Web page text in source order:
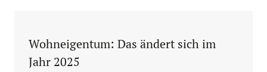
Wohneigentum: Das ändert sich im
Jahr 2025